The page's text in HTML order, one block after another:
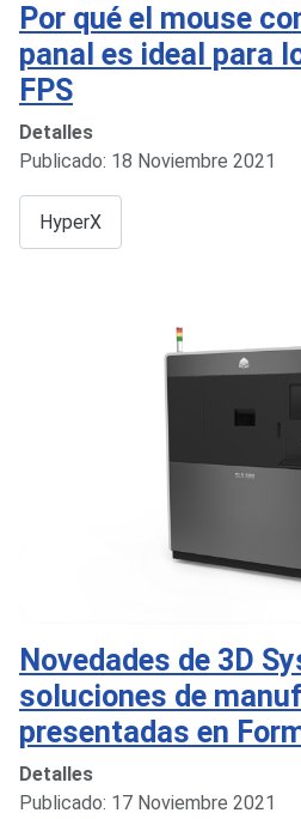
Por qué el mouse
panal es ideal para
FPS
Detalles
Publicado: 18 Noviembre 2021
HyperX
Novedades de 3D
soluciones de
presentadas en
Detalles
Publicado: 17 Noviembre 2021